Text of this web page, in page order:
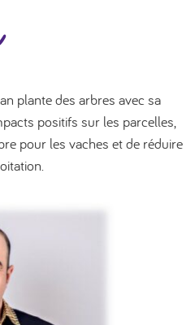
plante des arbres avec sa
positifs sur les parcelles,
pour les vaches et de réduire